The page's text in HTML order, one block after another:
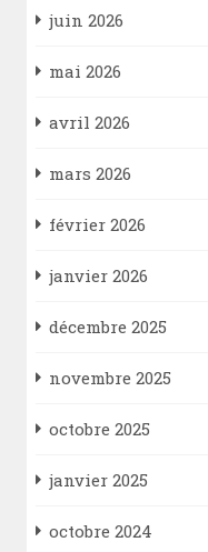
juin 2026
mai 2026
avril 2026
mars 2026
février 2026
janvier 2026
décembre 2025
novembre 2025
octobre 2025
janvier 2025
octobre 2024